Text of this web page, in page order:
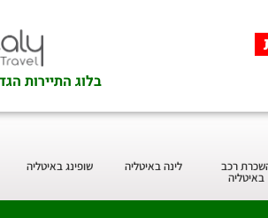
בלוג התיירות
רכב
באיטליה
לינה באיטליה שופינג באיטליה